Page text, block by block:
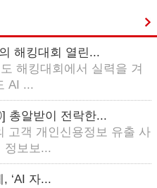
해킹대회 열린...
해킹대회에서 실력을 겨
AI ...
총알받이 전락한...
고객 개인신용정보 유출 사
정보보...
‘AI 자...